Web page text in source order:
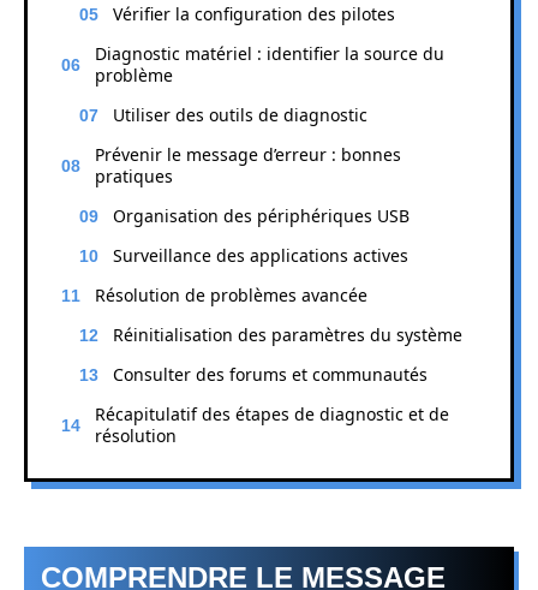
Vérifier la configuration des pilotes
Diagnostic matériel : identifier la source du
problème
Utiliser des outils de diagnostic
Prévenir le message d’erreur : bonnes
pratiques
Organisation des périphériques USB
Surveillance des applications actives
Résolution de problèmes avancée
Réinitialisation des paramètres du système
Consulter des forums et communautés
Récapitulatif des étapes de diagnostic et de
résolution
COMPRENDRE LE MESSAGE